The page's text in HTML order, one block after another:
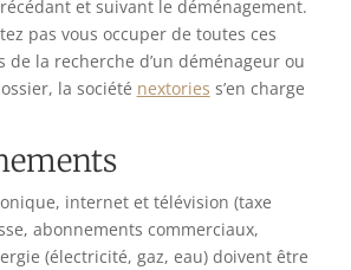
et suivant le déménagement.
pas vous occuper de toutes ces
la recherche d’un déménageur ou
la société nextories s’en charge
internet et télévision (taxe
abonnements commerciaux,
(électricité, gaz, eau) doivent être